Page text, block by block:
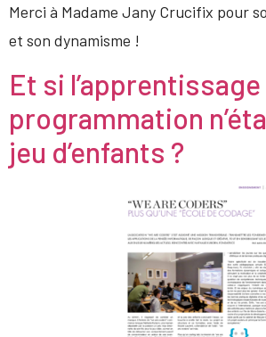
Merci à Madame Jany Crucifix pour
et son dynamisme !
Et si l’apprentissage
programmation
jeu d’enfants ?